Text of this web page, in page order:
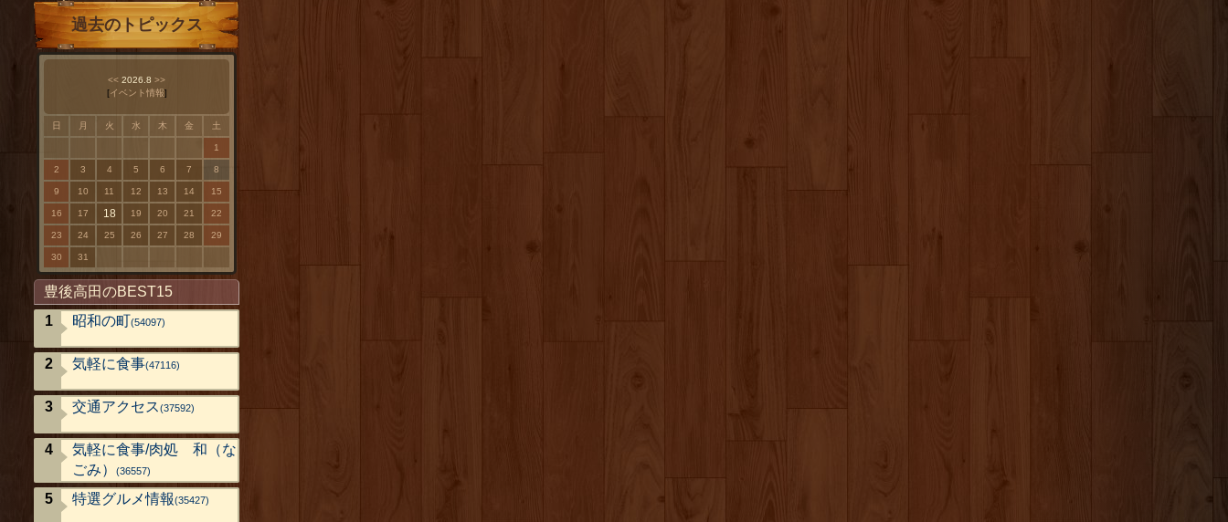
過去のトピックス
<< 2026.8 >>
[イベント情報]
日 月 火 水 木 金 土
1
2 3 4 5 6 7 8
9 10 11 12 13 14 15
16 17 18 19 20 21 22
23 24 25 26 27 28 29
30 31
豊後高田のBEST15
昭和の町(54097)
気軽に食事(47116)
交通アクセス(37592)
気軽に食事/肉処 和（な
ごみ）
(36557)
特選グルメ情報(35427)